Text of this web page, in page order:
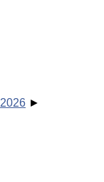
2026